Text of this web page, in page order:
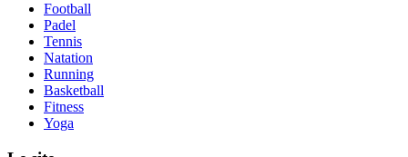
Football
Padel
Tennis
Natation
Running
Basketball
Fitness
Yoga